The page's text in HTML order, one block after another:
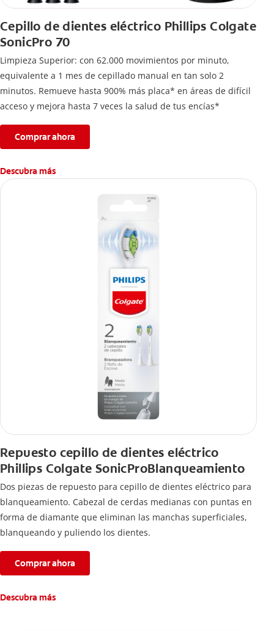
Cepillo de dientes eléctrico Phillips Colgate
SonicPro 70
Limpieza Superior: con 62.000 movimientos por minuto,
equivalente a 1 mes de cepillado manual en tan solo 2
minutos. Remueve hasta 900% más placa* en áreas de difícil
acceso y mejora hasta 7 veces la salud de tus encías*
Comprar ahora
Descubra más
Repuesto cepillo de dientes eléctrico
Phillips Colgate SonicProBlanqueamiento
Dos piezas de repuesto para cepillo de dientes eléctrico para
blanqueamiento. Cabezal de cerdas medianas con puntas en
forma de diamante que eliminan las manchas superficiales,
blanqueando y puliendo los dientes.
Comprar ahora
Descubra más